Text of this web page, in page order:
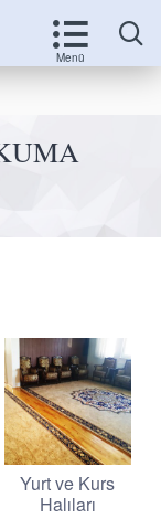
Yurt ve Kurs
Halıları